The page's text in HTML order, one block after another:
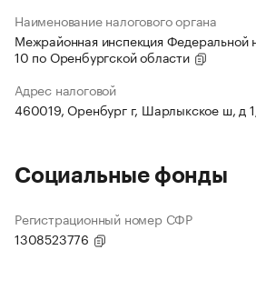
Наименование налогового органа
Межрайонная инспекция
10 по Оренбургской области
Адрес налоговой
460019, Оренбург г, Шарлыкское ш, д
Социальные фонды
Регистрационный номер СФР
1308523776